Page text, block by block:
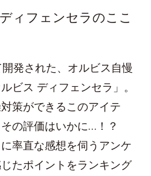
ィフェンセラのここ
発された、オルビス自慢
ビス ディフェンセラ」。
策ができるこのアイテ
の評価はいかに…！？
率直な感想を伺うアンケ
たポイントをランキング